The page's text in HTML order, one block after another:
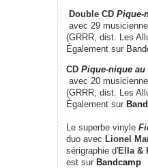
Double CD Pique-
avec 29
(GRRR, dist. Les
Également sur
CD Pique-nique au
avec 20
(GRRR, dist. Les
Également sur
Le superbe vinyle
duo avec Lionel
sérigraphie d'Ella &
est sur Bandcamp